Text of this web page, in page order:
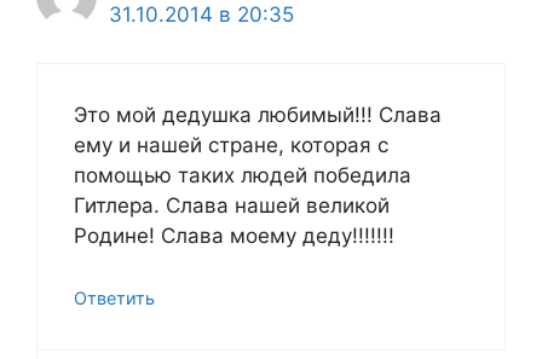
31.10.2014 в 20:35
Это мой дедушка любимый!!! Слава
ему и нашей стране, которая с
помощью таких людей победила
Гитлера. Слава нашей великой
Родине! Слава моему деду!!!!!!!
Ответить